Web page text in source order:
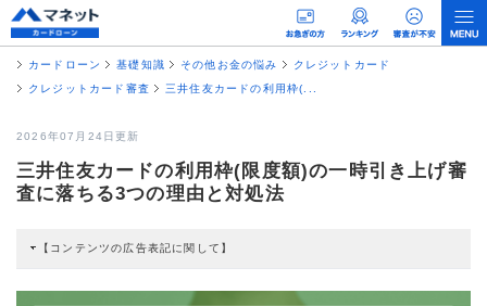
カードローン 基礎知識 その他お金の悩み
クレジットカード
クレジットカード審査
三井住友カードの利用枠(...
2026年07月24日更新
三井住友カードの利用枠(限度額)の一時引き上げ審
査に落ちる3つの理由と対処法
【コンテンツの広告表記に関して】
すると弊社に対して企業から紹介報酬が支払われるという収益モデルです。 た